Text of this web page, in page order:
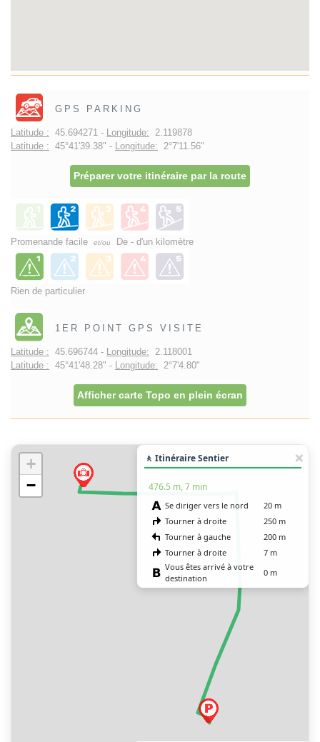
GPS PARKING
Latitude : 45.694271 - Longitude: 2.119878
Latitude : 45°41'39.38" - Longitude: 2°7'11.56"
Préparer votre itinéraire par la route
Promenande facile et/ou De - d'un kilomètre
Rien de particulier
1ER POINT GPS VISITE
Latitude : 45.696744 - Longitude: 2.118001
Latitude : 45°41'48.28" - Longitude: 2°7'4.80"
Afficher carte Topo en plein écran
+
−
🚶 Itinéraire Sentier
476.5 m, 7 min
Se diriger vers le nord
20 m
Tourner à droite
250 m
Tourner à gauche
200 m
Tourner à droite
7 m
Vous êtes arrivé à votre
destination
0 m